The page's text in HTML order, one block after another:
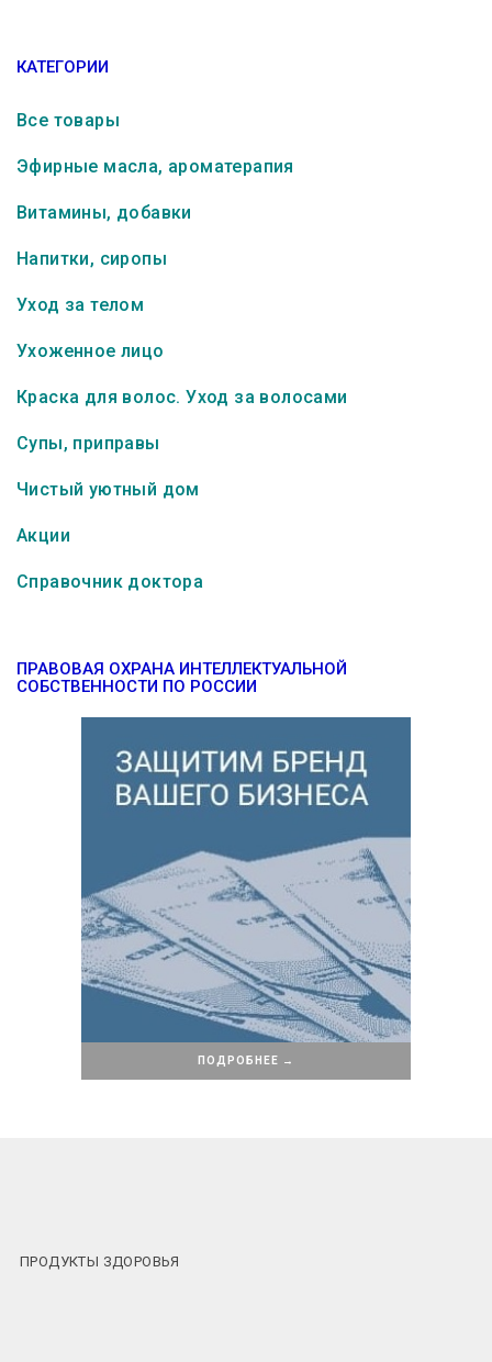
КАТЕГОРИИ
Все товары
Эфирные масла, ароматерапия
Витамины, добавки
Напитки, сиропы
Уход за телом
Ухоженное лицо
Краска для волос. Уход за волосами
Супы, приправы
Чистый уютный дом
Акции
Справочник доктора
ПРАВОВАЯ ОХРАНА ИНТЕЛЛЕКТУАЛЬНОЙ
СОБСТВЕННОСТИ ПО РОССИИ
ПОДРОБНЕЕ →
ПРОДУКТЫ ЗДОРОВЬЯ